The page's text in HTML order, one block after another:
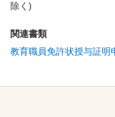
除く)
関連書類
教育職員免許状授与証明